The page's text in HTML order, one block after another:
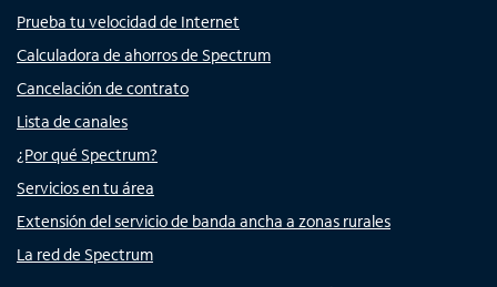
Prueba tu velocidad de Internet
Calculadora de ahorros de Spectrum
Cancelación de contrato
Lista de canales
¿Por qué Spectrum?
Servicios en tu área
Extensión del servicio de banda ancha a zonas rurales
La red de Spectrum